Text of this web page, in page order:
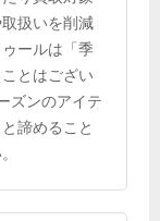
扱いを削減
ールは「季
とはござい
ズンのアイテ
諦めること